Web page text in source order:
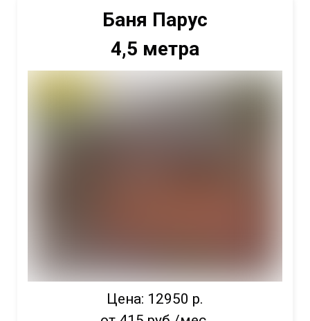
Баня Парус
4,5 метра
Цена: 12950 р.